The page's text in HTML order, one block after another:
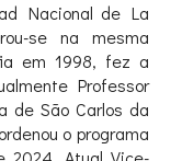
Nacional de La
se na mesma
em 1998, fez a
Professor
de São Carlos da
o programa